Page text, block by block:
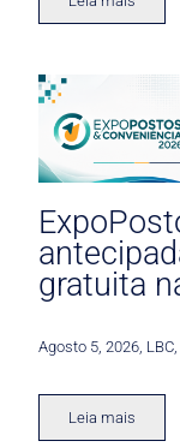
gratuita
Agosto 5, 2026 LBC
Leia mais